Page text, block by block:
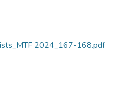
2024_167-168.pdf